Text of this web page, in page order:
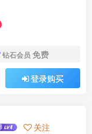
钻石会员 免费
登录购买
关注